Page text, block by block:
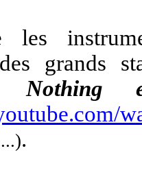
les
des grands
Nothing
.